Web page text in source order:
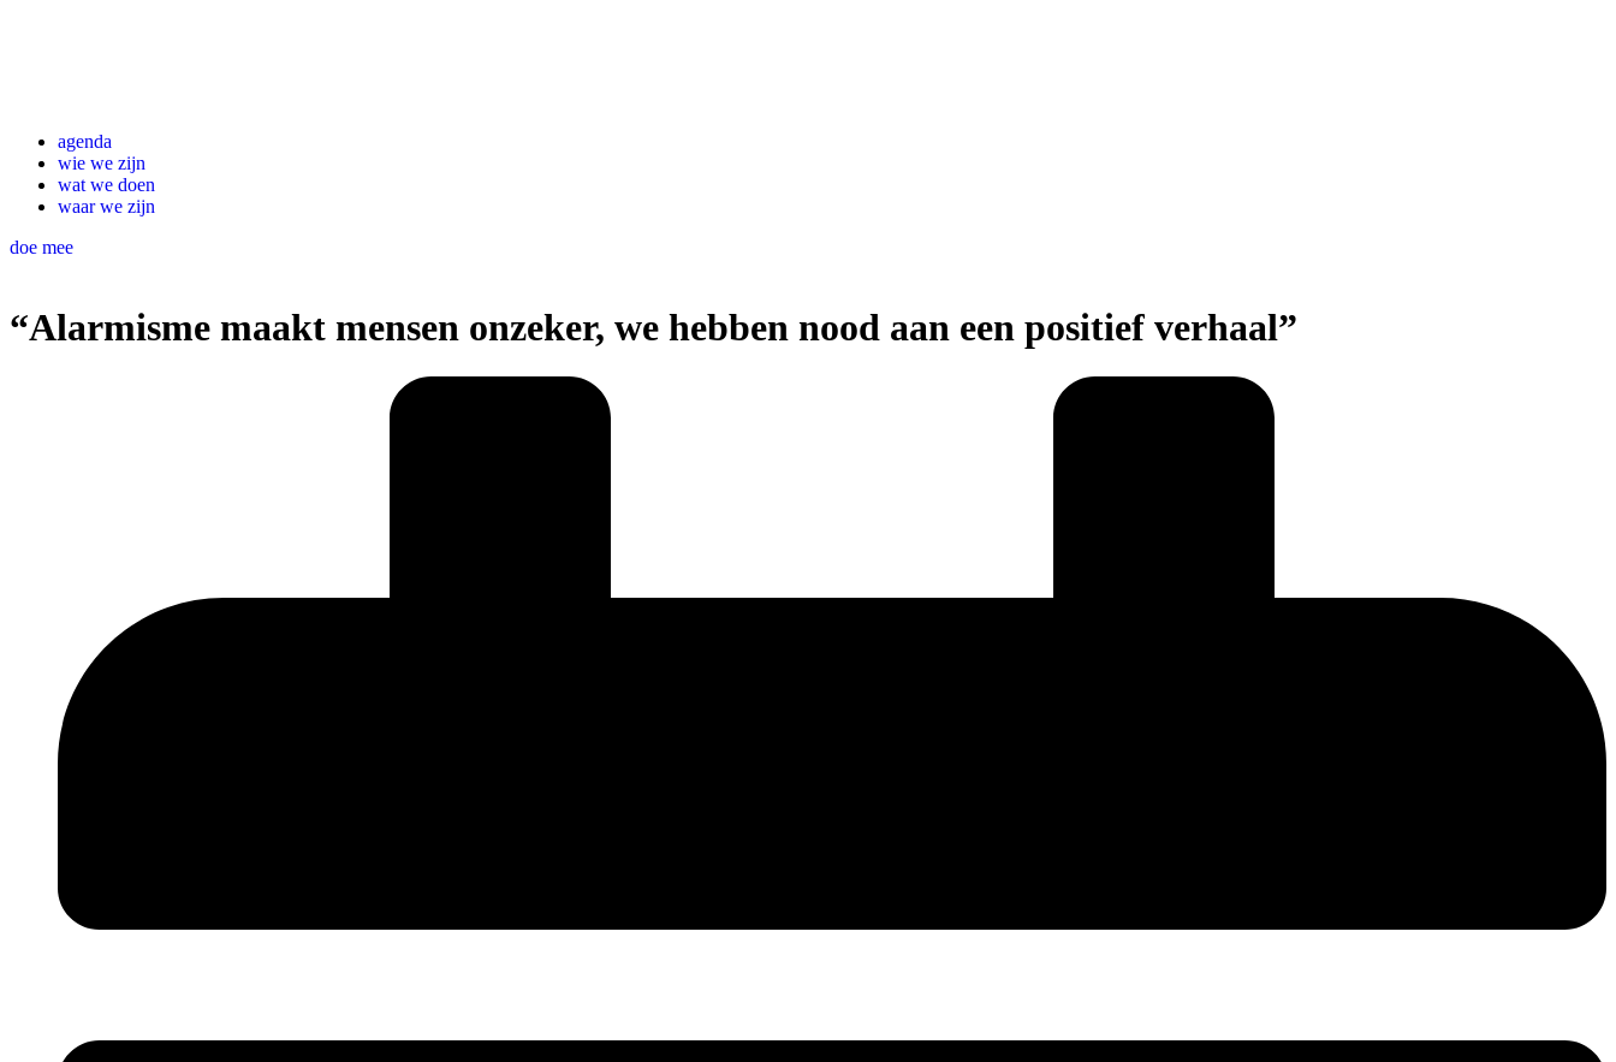
agenda
wie we zijn
wat we doen
waar we zijn
doe mee
“Alarmisme maakt mensen onzeker, we hebben nood aan een positief verhaal”